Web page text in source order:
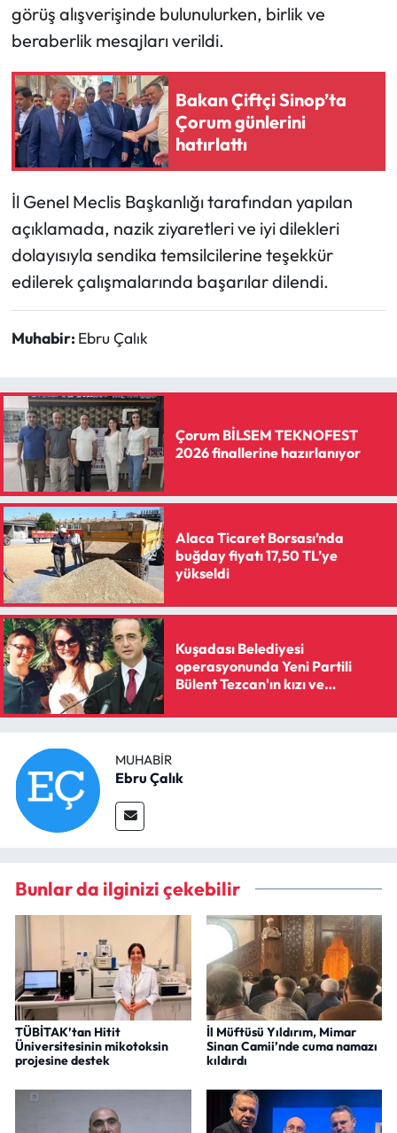
görüş alışverişinde bulunulurken, birlik ve
beraberlik mesajları verildi.
Bakan Çiftçi Sinop’ta
Çorum günlerini
hatırlattı
İl Genel Meclis Başkanlığı tarafından yapılan
açıklamada, nazik ziyaretleri ve iyi dilekleri
dolayısıyla sendika temsilcilerine teşekkür
edilerek çalışmalarında başarılar dilendi.
Muhabir: Ebru Çalık
Çorum BİLSEM TEKNOFEST
2026 finallerine hazırlanıyor
Alaca Ticaret Borsası’nda
buğday fiyatı 17,50 TL’ye
yükseldi
Kuşadası Belediyesi
operasyonunda Yeni Partili
Bülent Tezcan'ın kızı ve
MUHABIR
Ebru Çalık
Bunlar da ilginizi çekebilir
TÜBİTAK’tan Hitit
Üniversitesinin mikotoksin
projesine destek
İl Müftüsü Yıldırım, Mimar
Sinan Camii’nde cuma namazı
kıldırdı
Oğuzlar Haberleri
Ortaköy Haberleri
Osmancık Haberleri
Otomotiv
Resmi İlan
Resmi Reklam
Siyaset
Spor
Sungurlu Haberleri
Turizm
Uğurludağ Haberleri
Yaşam
Yayla Haber
Yemek Tarifleri
Yerel Haberler